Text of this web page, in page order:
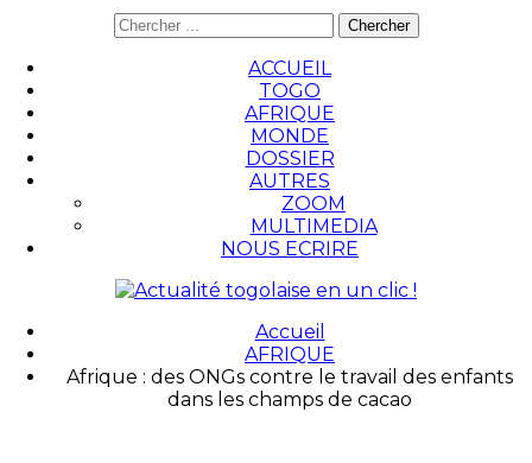
ACCUEIL
TOGO
AFRIQUE
MONDE
DOSSIER
AUTRES
ZOOM
MULTIMEDIA
NOUS ECRIRE
Accueil
AFRIQUE
Afrique : des ONGs contre le travail des enfants
dans les champs de cacao